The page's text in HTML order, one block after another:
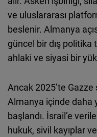
ve uluslararası
beslenir. Almanya
güncel bir dış
ahlaki ve siyasi bir
Ancak 2025’te
Almanya içinde daha
başlandı. İsrail’e
hukuk, sivil kayıplar